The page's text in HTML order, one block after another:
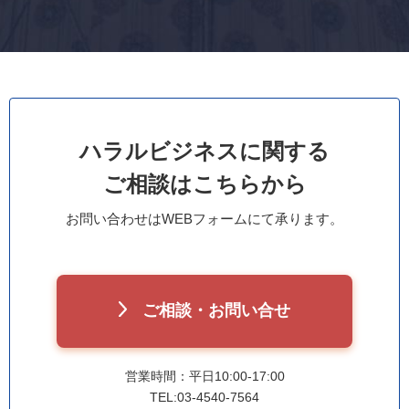
ハラルビジネスに関する
ご相談はこちらから
お問い合わせはWEBフォームにて承ります。
ご相談・お問い合せ
営業時間：平日10:00-17:00
TEL:03-4540-7564